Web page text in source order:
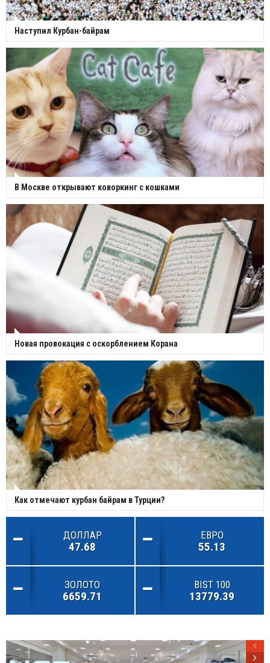
Наступил Курбан-байрам
В Москве открывают коворкинг с кошками
Новая провокация с оскорблением Корана
Как отмечают курбан байрам в Турции?
ДОЛЛАР
47.68
ЕВРО
55.13
ЗОЛОТО
6659.71
BIST 100
13779.39